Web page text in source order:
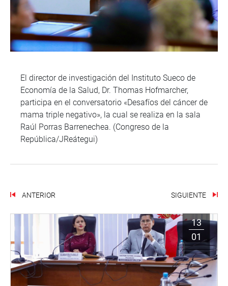
El director de investigación del Instituto Sueco de
Economía de la Salud, Dr. Thomas Hofmarcher,
participa en el conversatorio «Desafíos del cáncer de
mama triple negativo», la cual se realiza en la sala
Raúl Porras Barrenechea. (Congreso de la
República/JReátegui)
ANTERIOR SIGUIENTE
13
01